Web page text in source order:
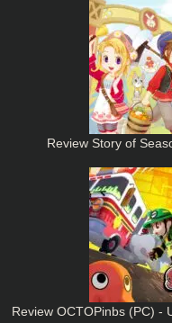
Review Story of
Review OCTOPinbs (PC) -